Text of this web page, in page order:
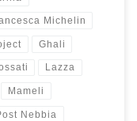
Michelin
Ghali
Lazza
Mameli
Nebbia